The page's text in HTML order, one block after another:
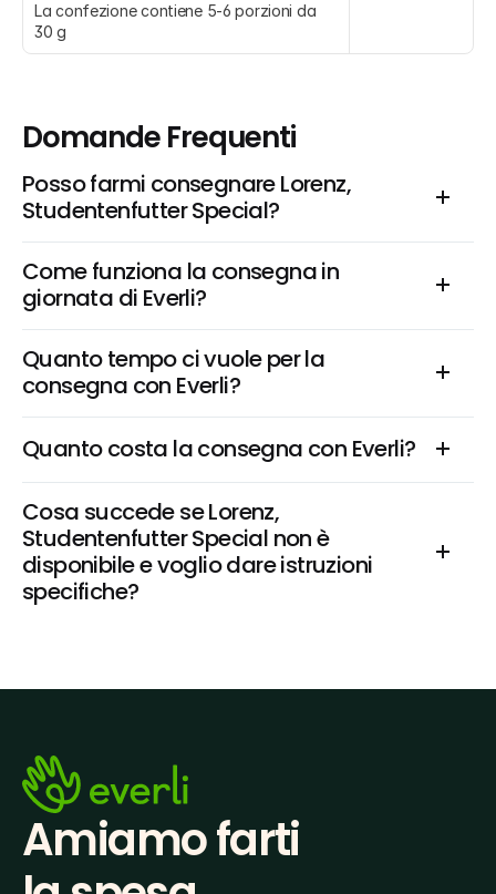
La confezione contiene 5-6 porzioni da
30 g
Domande Frequenti
Posso farmi consegnare Lorenz,
Studentenfutter Special?
Come funziona la consegna in
giornata di Everli?
Quanto tempo ci vuole per la
consegna con Everli?
Quanto costa la consegna con Everli?
Cosa succede se Lorenz,
Studentenfutter Special non è
disponibile e voglio dare istruzioni
specifiche?
Amiamo farti